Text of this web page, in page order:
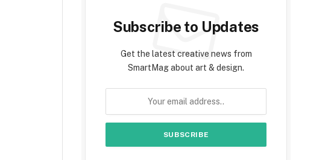
Subscribe to Updates
Get the latest creative news from
SmartMag about art & design.